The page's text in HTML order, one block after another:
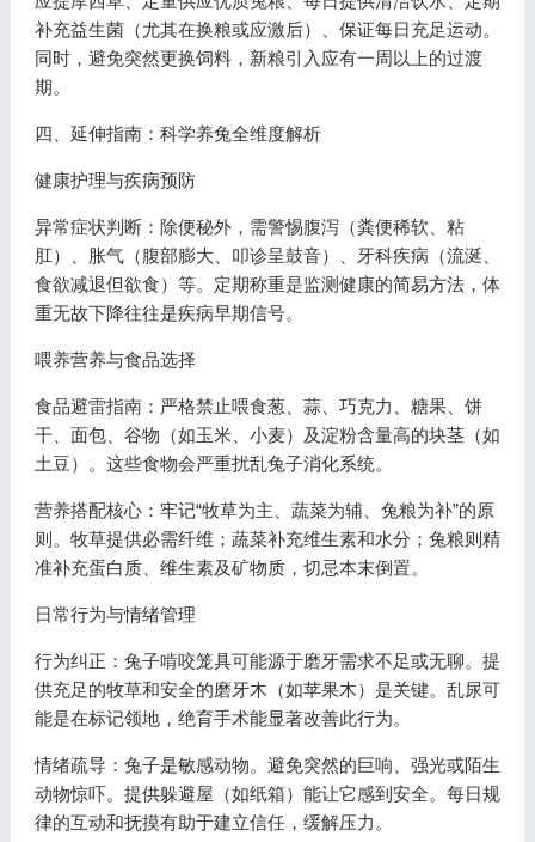
补充益生菌（尤其在换粮或应激后）、保证每日充足运动。
同时，避免突然更换饲料，新粮引入应有一周以上的过渡
期。
四、延伸指南：科学养兔全维度解析
健康护理与疾病预防
异常症状判断：除便秘外，需警惕腹泻（粪便稀软、粘
肛）、胀气（腹部膨大、叩诊呈鼓音）、牙科疾病（流涎、
食欲减退但欲食）等。定期称重是监测健康的简易方法，体
重无故下降往往是疾病早期信号。
喂养营养与食品选择
食品避雷指南：严格禁止喂食葱、蒜、巧克力、糖果、饼
干、面包、谷物（如玉米、小麦）及淀粉含量高的块茎（如
土豆）。这些食物会严重扰乱兔子消化系统。
营养搭配核心：牢记“牧草为主、蔬菜为辅、兔粮为补”的原
则。牧草提供必需纤维；蔬菜补充维生素和水分；兔粮则精
准补充蛋白质、维生素及矿物质，切忌本末倒置。
日常行为与情绪管理
行为纠正：兔子啃咬笼具可能源于磨牙需求不足或无聊。提
供充足的牧草和安全的磨牙木（如苹果木）是关键。乱尿可
能是在标记领地，绝育手术能显著改善此行为。
情绪疏导：兔子是敏感动物。避免突然的巨响、强光或陌生
动物惊吓。提供躲避屋（如纸箱）能让它感到安全。每日规
律的互动和抚摸有助于建立信任，缓解压力。